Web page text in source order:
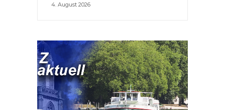
4. August 2026